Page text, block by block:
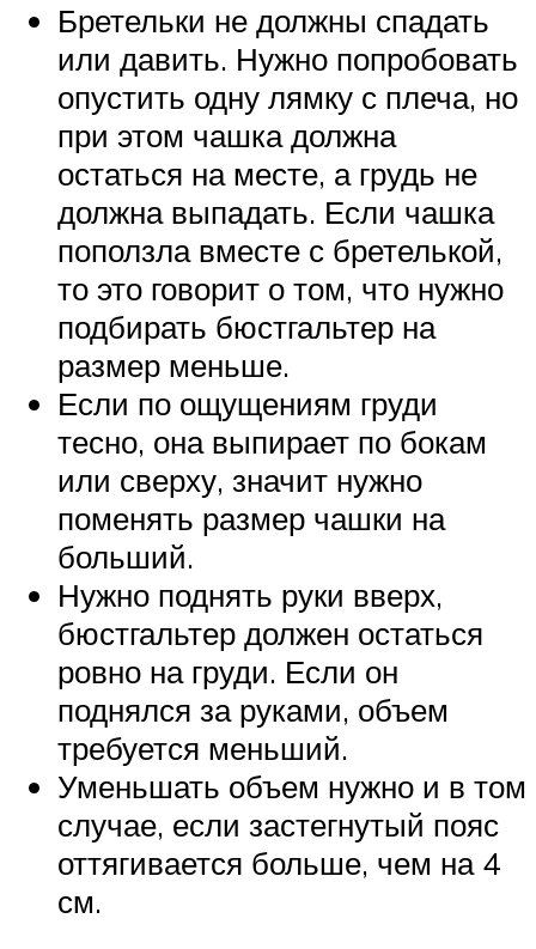
Бретельки не должны спадать
или давить. Нужно попробовать
опустить одну лямку с плеча, но
при этом чашка должна
остаться на месте, а грудь не
должна выпадать. Если чашка
поползла вместе с бретелькой,
то это говорит о том, что нужно
подбирать бюстгальтер на
размер меньше.
Если по ощущениям груди
тесно, она выпирает по бокам
или сверху, значит нужно
поменять размер чашки на
больший.
Нужно поднять руки вверх,
бюстгальтер должен остаться
ровно на груди. Если он
поднялся за руками, объем
требуется меньший.
Уменьшать объем нужно и в том
случае, если застегнутый пояс
оттягивается больше, чем на 4
см.